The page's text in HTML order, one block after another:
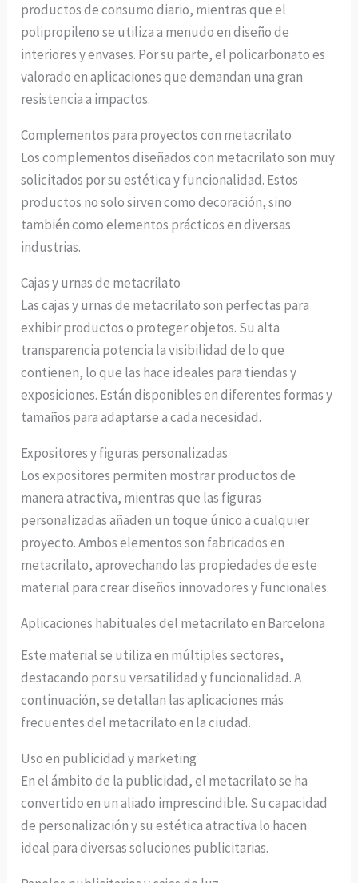
productos de consumo diario, mientras que el
polipropileno se utiliza a menudo en diseño de
interiores y envases. Por su parte, el policarbonato es
valorado en aplicaciones que demandan una gran
resistencia a impactos.
Complementos para proyectos con metacrilato
Los complementos diseñados con metacrilato son muy
solicitados por su estética y funcionalidad. Estos
productos no solo sirven como decoración, sino
también como elementos prácticos en diversas
industrias.
Cajas y urnas de metacrilato
Las cajas y urnas de metacrilato son perfectas para
exhibir productos o proteger objetos. Su alta
transparencia potencia la visibilidad de lo que
contienen, lo que las hace ideales para tiendas y
exposiciones. Están disponibles en diferentes formas y
tamaños para adaptarse a cada necesidad.
Expositores y figuras personalizadas
Los expositores permiten mostrar productos de
manera atractiva, mientras que las figuras
personalizadas añaden un toque único a cualquier
proyecto. Ambos elementos son fabricados en
metacrilato, aprovechando las propiedades de este
material para crear diseños innovadores y funcionales.
Aplicaciones habituales del metacrilato en Barcelona
Este material se utiliza en múltiples sectores,
destacando por su versatilidad y funcionalidad. A
continuación, se detallan las aplicaciones más
frecuentes del metacrilato en la ciudad.
Uso en publicidad y marketing
En el ámbito de la publicidad, el metacrilato se ha
convertido en un aliado imprescindible. Su capacidad
de personalización y su estética atractiva lo hacen
ideal para diversas soluciones publicitarias.